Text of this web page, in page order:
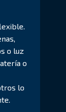
o luz
o
lo